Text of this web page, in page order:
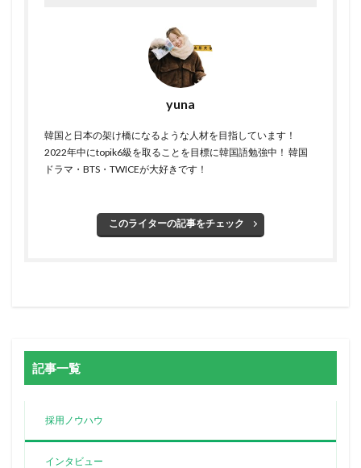
yuna
韓国と日本の架け橋になるような人材を目指しています！
2022年中にtopik6級を取ることを目標に韓国語勉強中！ 韓国
ドラマ・BTS・TWICEが大好きです！
このライターの記事をチェック
記事一覧
採用ノウハウ
インタビュー